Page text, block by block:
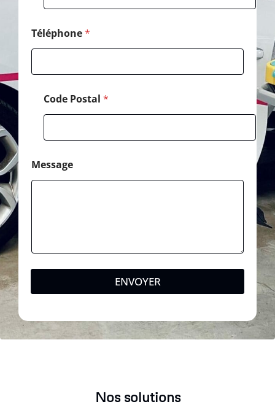
Téléphone*
Code Postal *
Message
ENVOYER
Nos solutions